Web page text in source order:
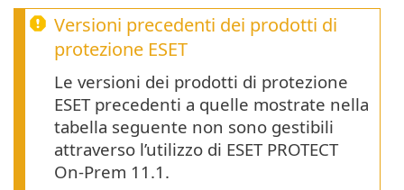
Versioni precedenti dei prodotti di
protezione ESET
Le versioni dei prodotti di protezione
ESET precedenti a quelle mostrate nella
tabella seguente non sono gestibili
attraverso l’utilizzo di ESET PROTECT
On-Prem 11.1.